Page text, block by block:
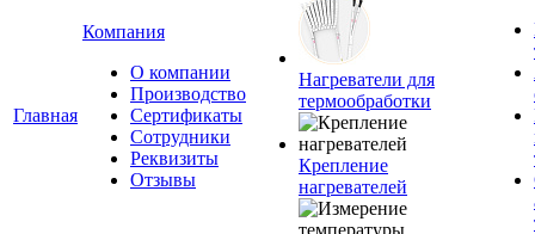
Главная
Компания
О компании
Производство
Сертификаты
Сотрудники
Реквизиты
Отзывы
Нагреватели для
термообработки
Крепление
нагревателей